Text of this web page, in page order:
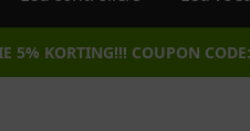
5% KORTING!!! COUPON